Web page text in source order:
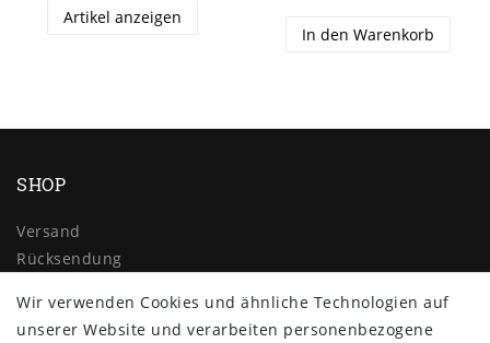
Artikel anzeigen
In den Warenkorb
SHOP
Versand
Rücksendung
Impressum
Wir verwenden Cookies und ähnliche Technologien auf
unserer Website und verarbeiten personenbezogene